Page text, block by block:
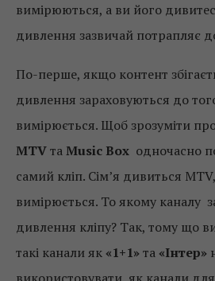
вимірюються, а ви його
дивлення зазвичай потрапляє
По-перше, якщо контент
дивлення зараховуються до
вимірюється. Щоб зрозуміти
МТVтаMusic Box одночасно
самий кліп. Сім’я дивиться
вимірюється. То якому каналу
дивлення кліпу? Так, тому що
такі канали як «1+1»та «Інтер»